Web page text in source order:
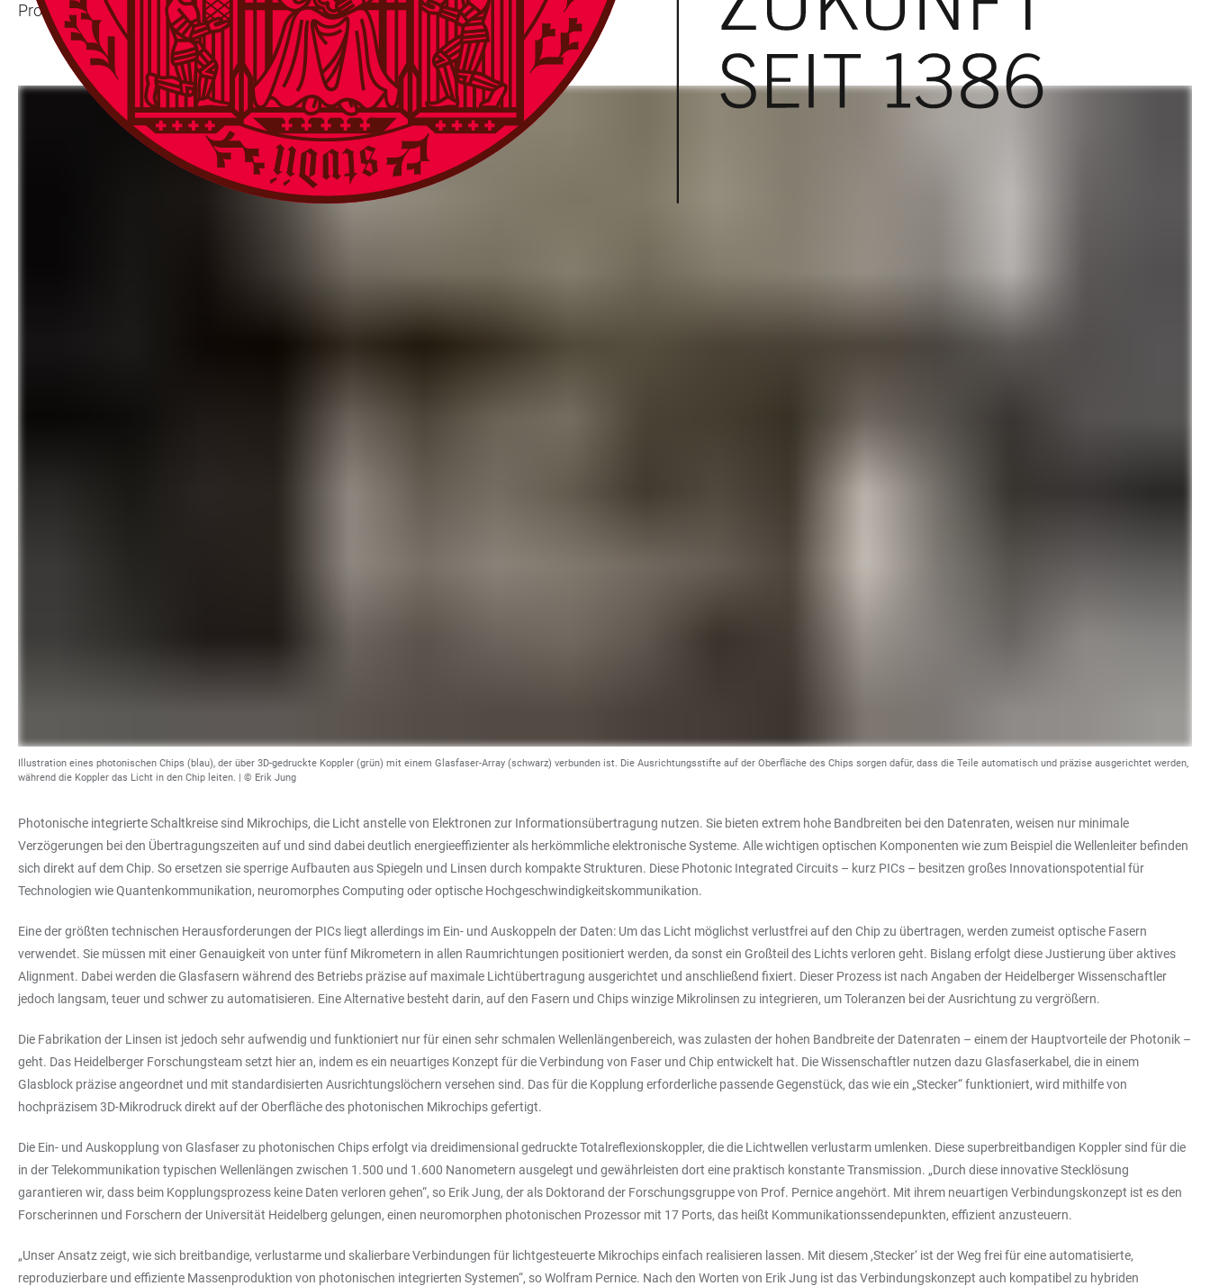
Prof. Dr. Wolfram Pernice am Kirchhoff-Institut für Physik durchgeführt.
Illustration eines photonischen Chips (blau), der über 3D-gedruckte Koppler (grün) mit einem Glasfaser-Array (schwarz) verbunden ist. Die Ausrichtungsstifte auf der Oberfläche des Chips sorgen dafür, dass die Teile automatisch und präzise ausgerichtet werden,
während die Koppler das Licht in den Chip leiten. | © Erik Jung
Photonische integrierte Schaltkreise sind Mikrochips, die Licht anstelle von Elektronen zur Informationsübertragung nutzen. Sie bieten extrem hohe Bandbreiten bei den Datenraten, weisen nur minimale
Verzögerungen bei den Übertragungszeiten auf und sind dabei deutlich energieeffizienter als herkömmliche elektronische Systeme. Alle wichtigen optischen Komponenten wie zum Beispiel die Wellenleiter befinden
sich direkt auf dem Chip. So ersetzen sie sperrige Aufbauten aus Spiegeln und Linsen durch kompakte Strukturen. Diese Photonic Integrated Circuits – kurz PICs – besitzen großes Innovationspotential für
Technologien wie Quantenkommunikation, neuromorphes Computing oder optische Hochgeschwindigkeitskommunikation.
Eine der größten technischen Herausforderungen der PICs liegt allerdings im Ein- und Auskoppeln der Daten: Um das Licht möglichst verlustfrei auf den Chip zu übertragen, werden zumeist optische Fasern
verwendet. Sie müssen mit einer Genauigkeit von unter fünf Mikrometern in allen Raumrichtungen positioniert werden, da sonst ein Großteil des Lichts verloren geht. Bislang erfolgt diese Justierung über aktives
Alignment. Dabei werden die Glasfasern während des Betriebs präzise auf maximale Lichtübertragung ausgerichtet und anschließend fixiert. Dieser Prozess ist nach Angaben der Heidelberger Wissenschaftler
jedoch langsam, teuer und schwer zu automatisieren. Eine Alternative besteht darin, auf den Fasern und Chips winzige Mikrolinsen zu integrieren, um Toleranzen bei der Ausrichtung zu vergrößern.
Die Fabrikation der Linsen ist jedoch sehr aufwendig und funktioniert nur für einen sehr schmalen Wellenlängenbereich, was zulasten der hohen Bandbreite der Datenraten – einem der Hauptvorteile der Photonik –
geht. Das Heidelberger Forschungsteam setzt hier an, indem es ein neuartiges Konzept für die Verbindung von Faser und Chip entwickelt hat. Die Wissenschaftler nutzen dazu Glasfaserkabel, die in einem
Glasblock präzise angeordnet und mit standardisierten Ausrichtungslöchern versehen sind. Das für die Kopplung erforderliche passende Gegenstück, das wie ein „Stecker“ funktioniert, wird mithilfe von
hochpräzisem 3D-Mikrodruck direkt auf der Oberfläche des photonischen Mikrochips gefertigt.
Die Ein- und Auskopplung von Glasfaser zu photonischen Chips erfolgt via dreidimensional gedruckte Totalreflexionskoppler, die die Lichtwellen verlustarm umlenken. Diese superbreitbandigen Koppler sind für die
in der Telekommunikation typischen Wellenlängen zwischen 1.500 und 1.600 Nanometern ausgelegt und gewährleisten dort eine praktisch konstante Transmission. „Durch diese innovative Stecklösung
garantieren wir, dass beim Kopplungsprozess keine Daten verloren gehen“, so Erik Jung, der als Doktorand der Forschungsgruppe von Prof. Pernice angehört. Mit ihrem neuartigen Verbindungskonzept ist es den
Forscherinnen und Forschern der Universität Heidelberg gelungen, einen neuromorphen photonischen Prozessor mit 17 Ports, das heißt Kommunikationssendepunkten, effizient anzusteuern.
„Unser Ansatz zeigt, wie sich breitbandige, verlustarme und skalierbare Verbindungen für lichtgesteuerte Mikrochips einfach realisieren lassen. Mit diesem ,Stecker‘ ist der Weg frei für eine automatisierte,
reproduzierbare und effiziente Massenproduktion von photonischen integrierten Systemen“, so Wolfram Pernice. Nach den Worten von Erik Jung ist das Verbindungskonzept auch kompatibel zu hybriden